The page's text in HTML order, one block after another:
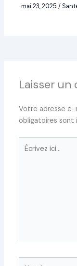
mai 23, 2025/
Laisser
Votre adresse e-
obligatoires sont
Écrivez
ici…